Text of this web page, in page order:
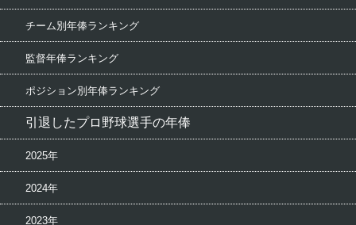
チーム別年俸ランキング
監督年俸ランキング
ポジション別年俸ランキング
引退したプロ野球選手の年俸
2025年
2024年
2023年